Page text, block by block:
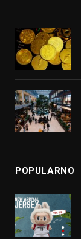
POPULARNO